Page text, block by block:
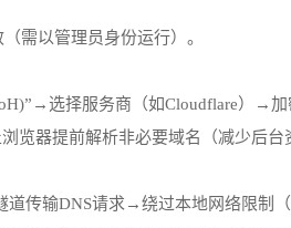
需以管理员身份运行）。
选择服务商（如Cloudflare）→
览器提前解析非必要域名（减少后台
传输DNS请求→绕过本地网络限制